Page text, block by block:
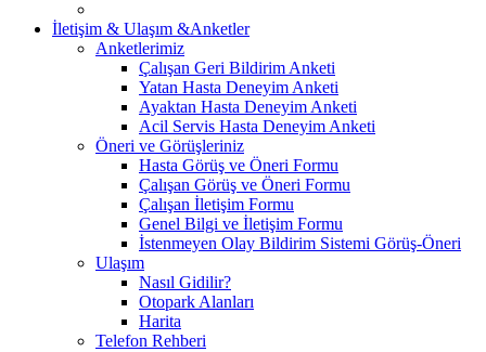
İletişim & Ulaşım &Anketler
Anketlerimiz
Çalışan Geri Bildirim Anketi
Yatan Hasta Deneyim Anketi
Ayaktan Hasta Deneyim Anketi
Acil Servis Hasta Deneyim Anketi
Öneri ve Görüşleriniz
Hasta Görüş ve Öneri Formu
Çalışan Görüş ve Öneri Formu
Çalışan İletişim Formu
Genel Bilgi ve İletişim Formu
İstenmeyen Olay Bildirim Sistemi Görüş-Öneri
Ulaşım
Nasıl Gidilir?
Otopark Alanları
Harita
Telefon Rehberi